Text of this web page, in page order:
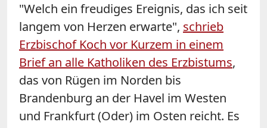
"Welch ein freudiges Ereignis, das ich seit
langem von Herzen erwarte", schrieb
Erzbischof Koch vor Kurzem in einem
Brief an alle Katholiken des Erzbistums,
das von Rügen im Norden bis
Brandenburg an der Havel im Westen
und Frankfurt (Oder) im Osten reicht. Es